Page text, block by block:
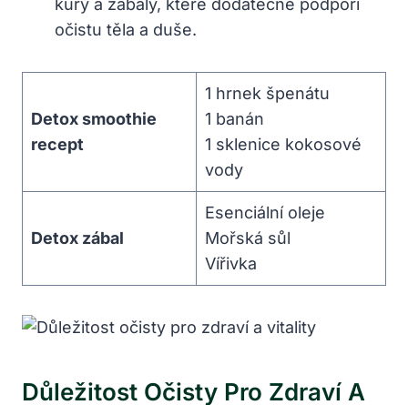
očistu těla a duše.
Detox smoothie
recept
1 hrnek špenátu
1 banán
1 sklenice kokosové
vody
Detox zábal
Esenciální oleje
Mořská sůl
Vířivka
Důležitost Očisty Pro Zdraví A